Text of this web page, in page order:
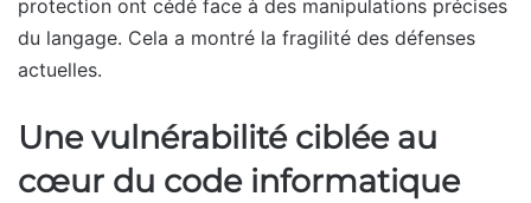
protection ont cédé face à des manipulations précises
du langage. Cela a montré la fragilité des défenses
actuelles.
Une vulnérabilité ciblée au
cœur du code informatique